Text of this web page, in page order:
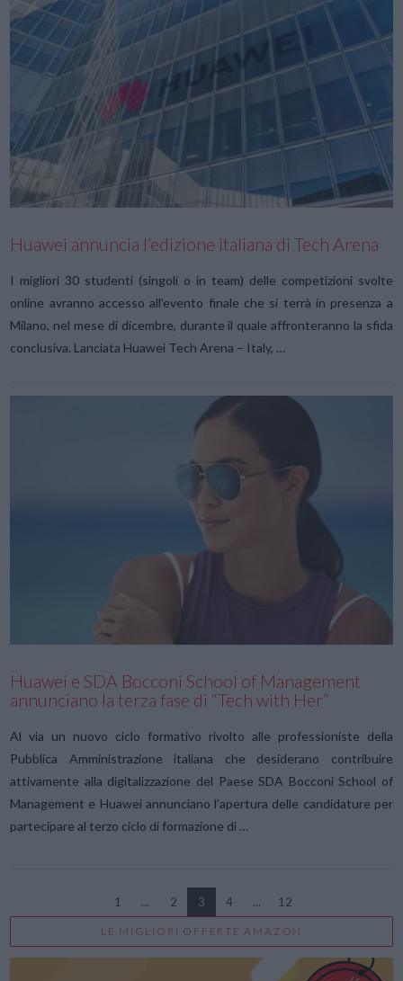
VIEW POST
Huawei annuncia l’edizione italiana di Tech Arena
I migliori 30 studenti (singoli o in team) delle competizioni svolte
online avranno accesso all’evento finale che si terrà in presenza a
Milano, nel mese di dicembre, durante il quale affronteranno la sfida
conclusiva. Lanciata Huawei Tech Arena – Italy, …
Huawei e SDA Bocconi School of Management
annunciano la terza fase di “Tech with Her”
Al via un nuovo ciclo formativo rivolto alle professioniste della
Pubblica Amministrazione italiana che desiderano contribuire
attivamente alla digitalizzazione del Paese SDA Bocconi School of
Management e Huawei annunciano l’apertura delle candidature per
partecipare al terzo ciclo di formazione di …
1 ... 2 3 4 ... 12
LE MIGLIORI OFFERTE AMAZON